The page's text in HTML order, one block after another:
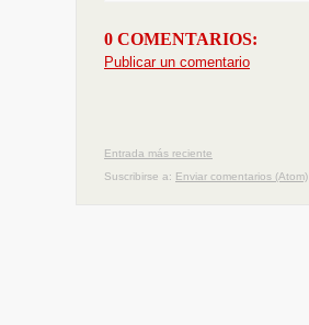
0 COMENTARIOS:
Publicar un comentario
Entrada más reciente
Suscribirse a: Enviar comentarios (Atom)